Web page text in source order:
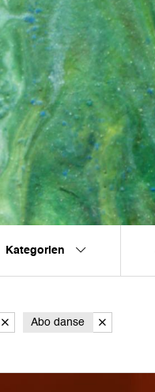
Kategorien
Abo danse